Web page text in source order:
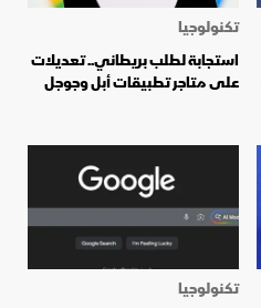
تكنولوجيا
استجابة لطلب بريطاني.. تعديلات
على متاجر تطبيقات أبل وجوجل
تكنولوجيا